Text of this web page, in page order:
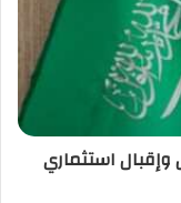
وإقبال استثماري